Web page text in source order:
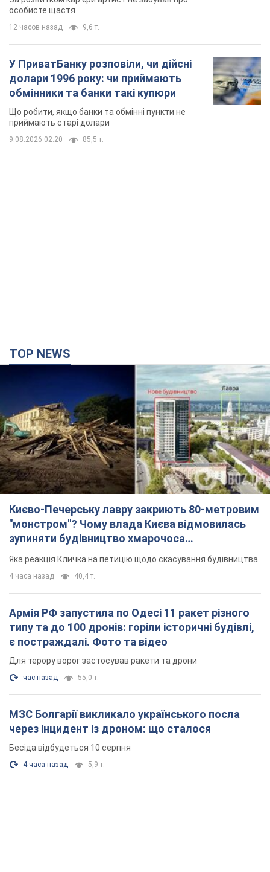
приймають старі долари
Києво-Печерську лавру закриють 80-метровим
"монстром"? Чому влада Києва відмовилась
зупиняти будівництво хмарочоса
"московського вірянина"
Яка реакція Кличка на петицію щодо скасування будівництва
4 часа назад 40,4 т.
Армія РФ запустила по Одесі 11 ракет різного
типу та до 100 дронів: горіли історичні будівлі,
є постраждалі. Фото та відео
Для терору ворог застосував ракети та дрони
час назад 55,0 т.
МЗС Болгарії викликало українського посла
через інцидент із дроном: що сталося
Бесіда відбудеться 10 серпня
4 часа назад 5,9 т.